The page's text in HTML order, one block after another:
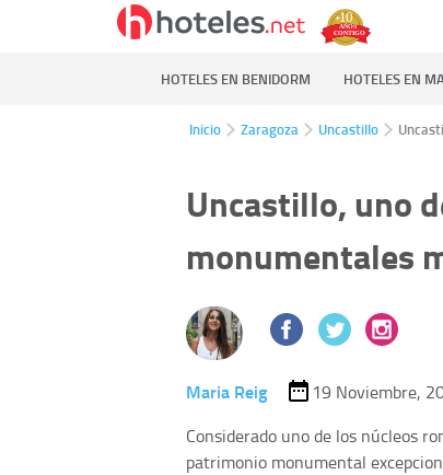
HOTELES EN BENIDORM HOTELES EN
Inicio Zaragoza Uncastillo
Uncastillo, uno
monumentales
Maria Reig
19 Noviembre,
Considerado uno de los núcleos
patrimonio monumental